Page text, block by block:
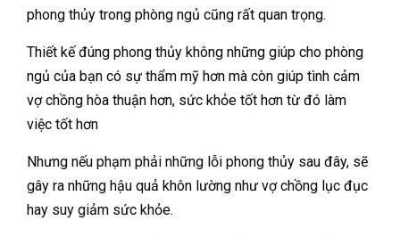
phong thủy trong phòng ngủ cũng rất quan trọng.
Thiết kế đúng phong thủy không những giúp cho phòng
ngủ của bạn có sự thẩm mỹ hơn mà còn giúp tình cảm
vợ chồng hòa thuận hơn, sức khỏe tốt hơn từ đó làm
việc tốt hơn
Nhưng nếu phạm phải những lỗi phong thủy sau đây, sẽ
gây ra những hậu quả khôn lường như vợ chồng lục đục
hay suy giảm sức khỏe.